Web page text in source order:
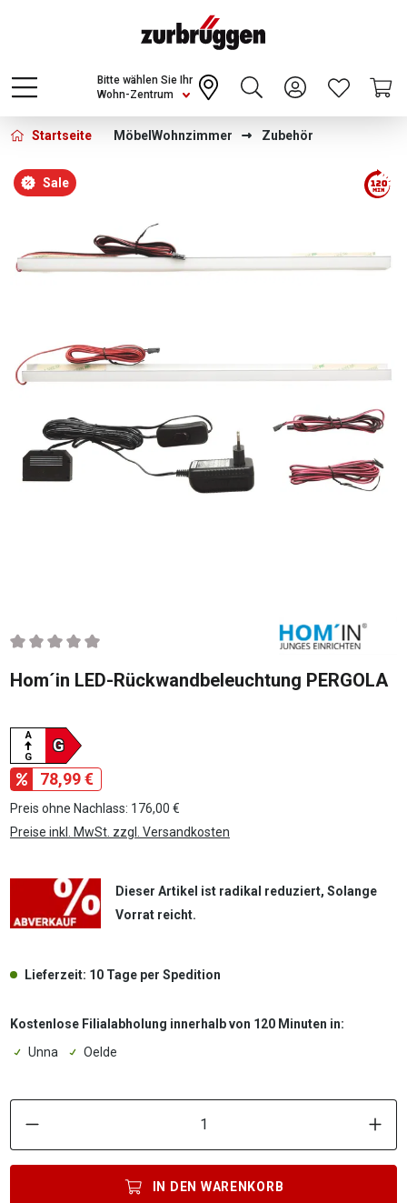
Choose a different country or region to see
content for your location and shop online
CONTINUE
Wohn-Zentrum
Bitte wählen Sie Ihr
Startseite Möbel Wohnzimmer Zubehör
Bildergalerie überspringen
Sale
Durchschnittliche Bewertung von 0 von 5 Sternen
Hom´in LED-Rückwandbeleuchtung PERGOLA
A
G
G
78,99 €
Preis ohne Nachlass: 176,00 €
Preise inkl. MwSt. zzgl. Versandkosten
Dieser Artikel ist radikal reduziert, Solange
Vorrat reicht.
Lieferzeit: 10 Tage per Spedition
Kostenlose Filialabholung innerhalb von 120 Minuten in:
Unna
Oelde
IN DEN WARENKORB